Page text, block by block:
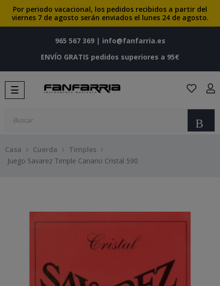
Por periodo vacacional, los pedidos recibidos a partir del
viernes 7 de agosto serán enviados el lunes 24 de agosto.
965 567 369| info@fanfarria.es
ENVÍO GRATIS pedidos superiores a 95€
Navegación
de
☰
Casa Cuerda
Timples
Juego Savarez Timple Canario Cristal 590